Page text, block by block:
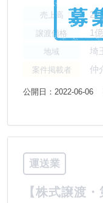
売上高 2
譲渡価格 1
地域 埼
案件掲載者 仲
公開日：2022-06-06
運送業
【株式譲渡